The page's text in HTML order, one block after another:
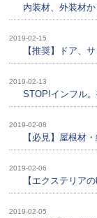
内装材、外装材
2019-02-15
【推奨】ドア、
2019-02-13
STOP!インフル
2019-02-08
【必見】屋根材
2019-02-06
【エクステリア
2019-02-05